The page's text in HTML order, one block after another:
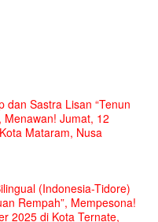
dan Sastra Lisan “Tenun
Menawan! Jumat, 12
Mataram, Nusa
(Indonesia-Tidore)
Rempah”, Mempesona!
2025 di Kota Ternate,